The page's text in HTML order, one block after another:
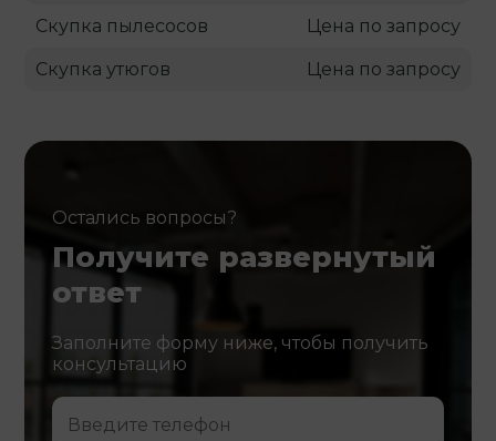
Скупка пылесосов Цена по запросу
Скупка утюгов Цена по запросу
Остались вопросы?
Получите развернутый
ответ
Заполните форму ниже, чтобы получить
консультацию